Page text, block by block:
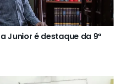
Junior é destaque da 9ª